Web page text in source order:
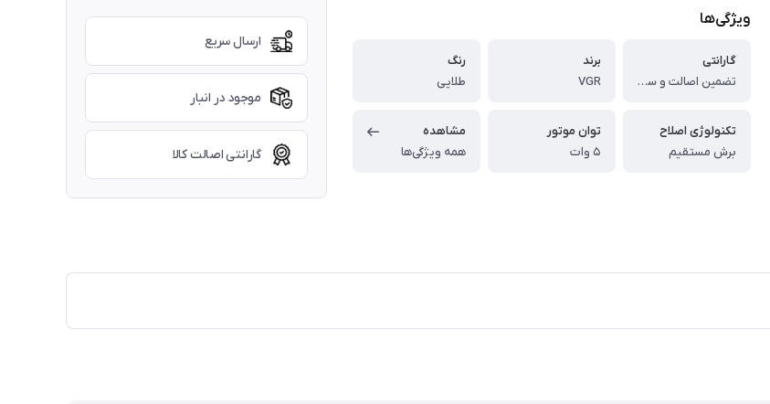
ویژگی‌ها
گارانتی
تضمین اصالت و سلامت فیزیکی کالا
برند
VGR
رنگ
طلایی
تکنولوژی اصلاح
برش مستقیم
توان موتور
۵ وات
مشاهده
همه ویژگی‌ها
ارسال سریع
موجود در انبار
گارانتی اصالت کالا